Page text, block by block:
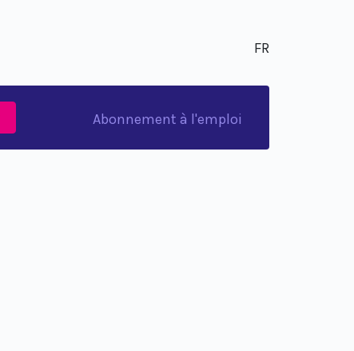
FR
Abonnement à l'emploi